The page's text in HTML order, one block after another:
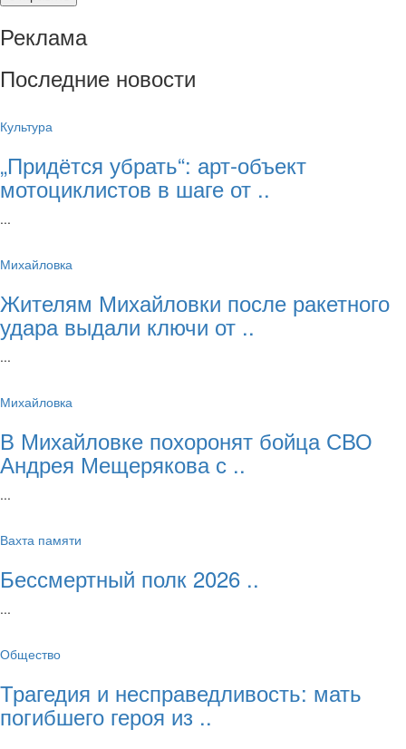
Реклама
Последние новости
Культура
„Придётся убрать“: арт‑объект
мотоциклистов в шаге от ..
...
Михайловка
Жителям Михайловки после ракетного
удара выдали ключи от ..
...
Михайловка
В Михайловке похоронят бойца СВО
Андрея Мещерякова с ..
...
Вахта памяти
Бессмертный полк 2026 ..
...
Общество
Трагедия и несправедливость: мать
погибшего героя из ..